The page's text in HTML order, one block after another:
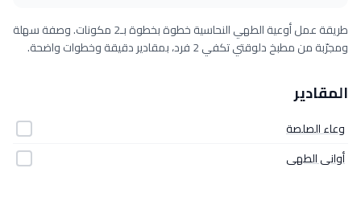
طريقة عمل أوعية الطهي النحاسية خطوة بخطوة بـ2 مكونات. وصفة سهلة
ومجرّبة من مطبخ دلوقتي تكفي 2 فرد، بمقادير دقيقة وخطوات واضحة.
المقادير
وعاء الصلصة
أوانى الطهى